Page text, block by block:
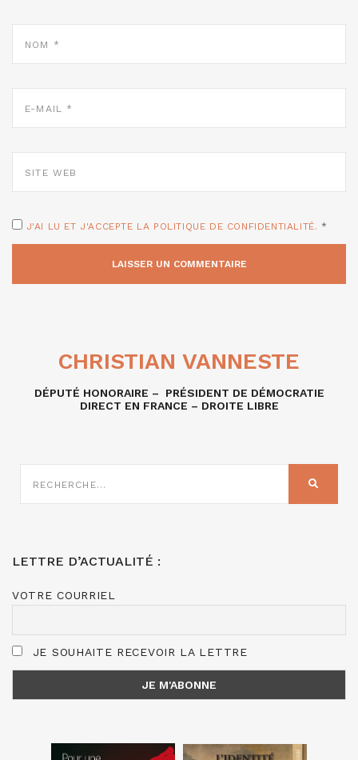
MAIL
WEB
J'AI LU ET J'ACCEPTE LA POLITIQUE DE CONFIDENTIALITÉ. *
CHRISTIAN VANNESTE
DÉPUTÉ HONORAIRE – PRÉSIDENT DE DÉMOCRATIE
DIRECT EN FRANCE – DROITE LIBRE
SUR
LETTRE D’ACTUALITÉ :
VOTRE COURRIEL
JE SOUHAITE RECEVOIR LA LETTRE